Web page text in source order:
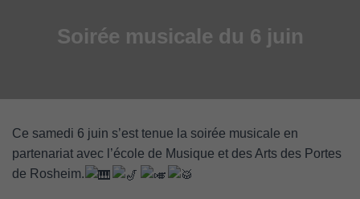
Soirée musicale du 6 juin
Ce samedi 6 juin s’est tenue la soirée musicale en
partenariat avec l’école de Musique et des Arts des Portes
de Rosheim.